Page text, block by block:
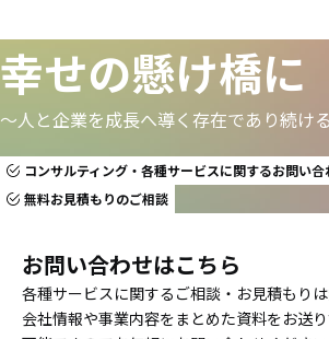
幸せの懸け橋に
〜人と企業を成長へ導く存在であり続け
コンサルティング・各種サービスに関するお問い合
無料お見積もりのご相談
お問い合わせはこちら
各種サービスに関するご相談・お見積もりは
会社情報や事業内容をまとめた資料をお送